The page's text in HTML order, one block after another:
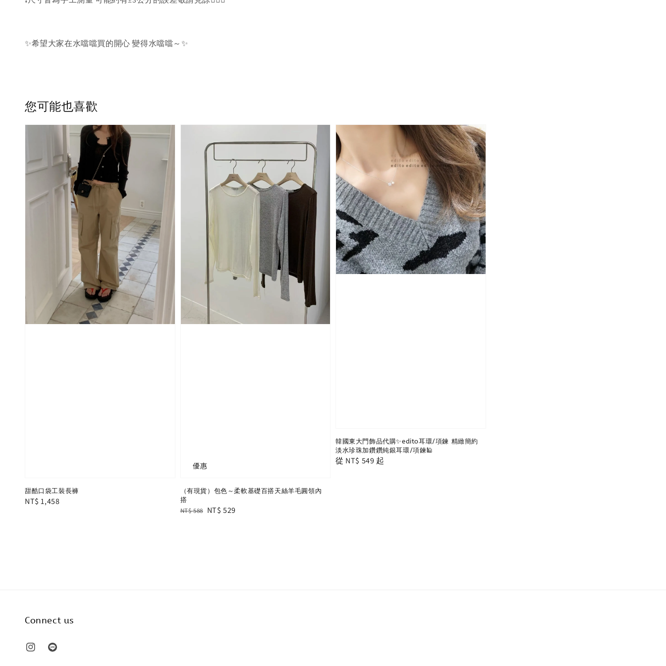
✨希望大家在水噹噹買的開心 變得水噹噹～✨
您可能也喜歡
甜酷口袋工裝長褲
Regular
NT$ 1,458
優惠
（有現貨）包色～柔軟基礎百搭天絲羊毛圓領內
搭
Regular
NT$ 588 Sale
NT$ 529
韓國東大門飾品代購✨edito耳環/項鍊 精緻簡約
淡水珍珠加鑽鑽純銀耳環/項鍊🕌
Regular
從 NT$ 549 起
Connect us